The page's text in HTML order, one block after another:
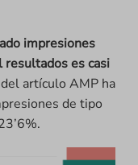
impresiones
es casi
artículo AMP ha
de tipo